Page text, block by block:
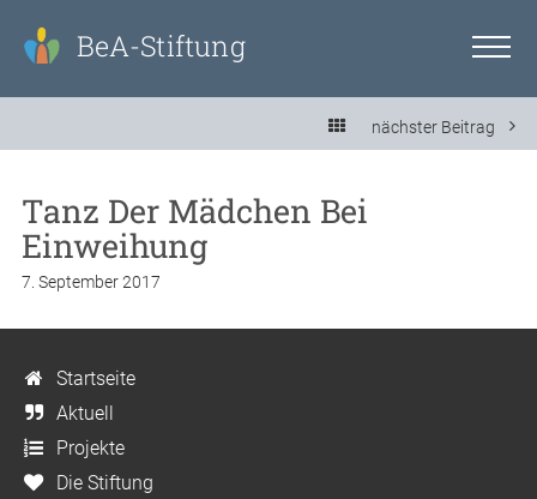
BeA-Stiftung
nächster Beitrag
Tanz Der Mädchen Bei
Einweihung
7. September 2017
Startseite
Aktuell
Projekte
Die Stiftung